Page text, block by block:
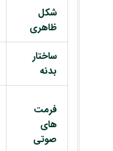
شکل
ظاهری
ساختار
بدنه
فرمت
های
صوتی